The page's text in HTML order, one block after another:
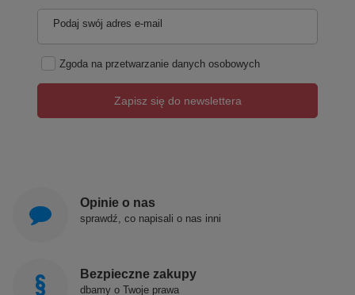
Podaj swój adres e-mail
Zgoda na przetwarzanie danych osobowych
Zapisz się do newslettera
Opinie o nas
sprawdź, co napisali o nas inni
Bezpieczne zakupy
dbamy o Twoje prawa